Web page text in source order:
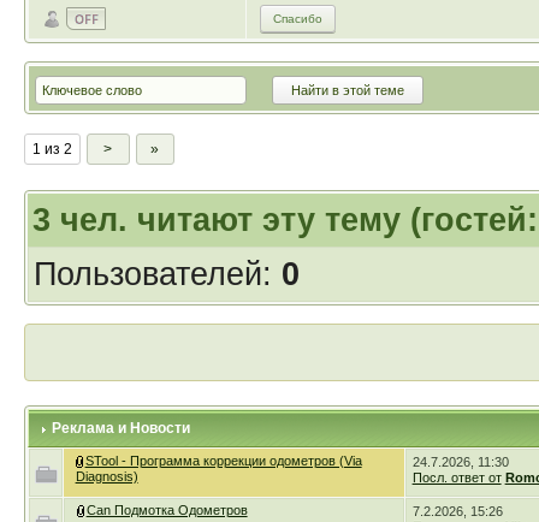
Спасибо
1 из 2 > »
3 чел. читают эту тему
Пользователей: 0
Реклама и Новости
STool - Программа коррекции одометров (Via
Diagnosis)
24.7.2026, 11:30
Посл. ответ от
Can Подмотка Одометров
7.2.2026, 15:26